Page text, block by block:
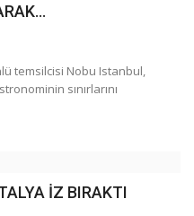
temsilcisi Nobu Istanbul,
sınırlarını
İZ BIRAKTI